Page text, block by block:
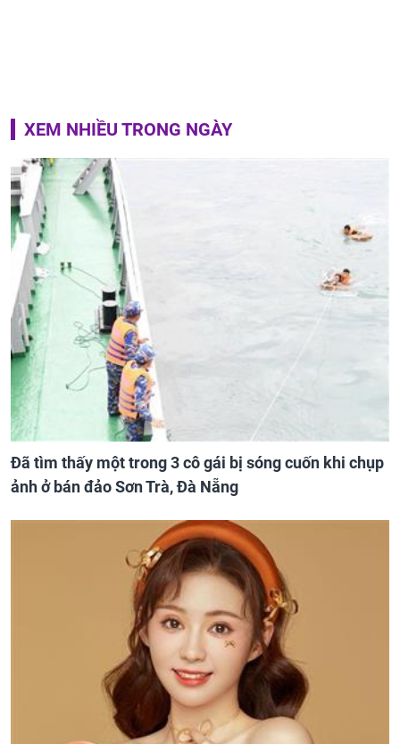
XEM NHIỀU TRONG NGÀY
Đã tìm thấy một trong 3 cô gái bị sóng cuốn khi chụp
ảnh ở bán đảo Sơn Trà, Đà Nẵng